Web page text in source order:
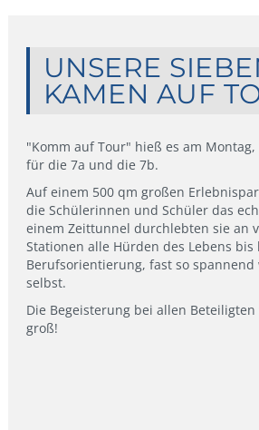
UNSERE
KAMEN AUF
"Komm auf Tour" hieß es am
für die 7a und die 7b.
Auf einem 500 qm großen
die Schülerinnen und Schüler das
einem Zeittunnel durchlebten sie an
Stationen alle Hürden des Lebens
Berufsorientierung, fast so spannend
selbst.
Die Begeisterung bei allen
groß!